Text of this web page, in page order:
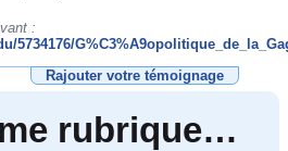
:
5734176/
Rajouter votre témoignage
rubrique…